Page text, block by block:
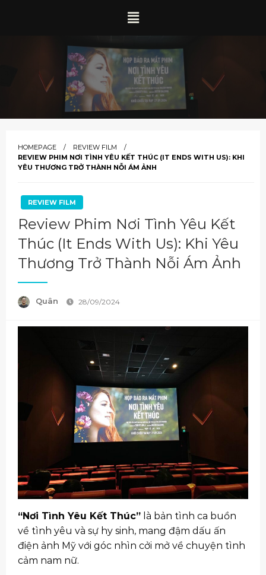
HOMEPAGE
REVIEW FILM
REVIEW PHIM NƠI TÌNH YÊU KẾT THÚC (IT ENDS WITH US): KHI
YÊU THƯƠNG TRỞ THÀNH NỖI ÁM ẢNH
REVIEW FILM
Review Phim Nơi Tình Yêu Kết
Thúc (It Ends With Us): Khi Yêu
Thương Trở Thành Nỗi Ám Ảnh
Quân 28/09/2024
“Nơi Tình Yêu Kết Thúc” là bản tình ca buồn
về tình yêu và sự hy sinh, mang đậm dấu ấn
điện ảnh Mỹ với góc nhìn cởi mở về chuyện tình
cảm nam nữ.